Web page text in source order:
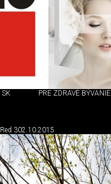
SK PRE ZDRAVÉ BÝVANIE
Red 302.10.2015